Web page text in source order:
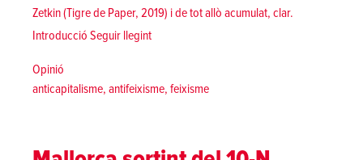
Zetkin (Tigre de Paper, 2019) i de tot allò acumulat, clar.
Introducció Seguir llegint«Amb la vida digna al centre per combatre
Posted in
Opinió
Tags:
anticapitalisme, antifeixisme, feixisme